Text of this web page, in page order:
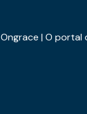
| O portal